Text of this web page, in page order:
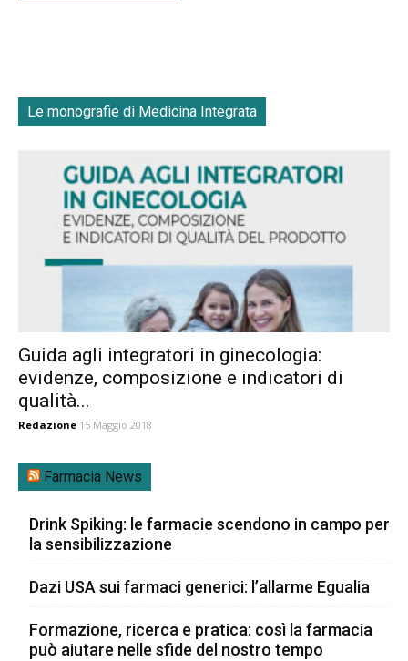
Le monografie di Medicina Integrata
Guida agli integratori in ginecologia:
evidenze, composizione e indicatori di
qualità...
Redazione 15 Maggio 2018
Farmacia News
Drink Spiking: le farmacie scendono in campo per
la sensibilizzazione
Dazi USA sui farmaci generici: l’allarme Egualia
Formazione, ricerca e pratica: così la farmacia
può aiutare nelle sfide del nostro tempo